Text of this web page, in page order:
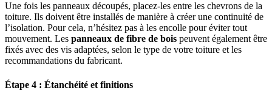
Une fois les panneaux découpés, placez-les entre les chevrons de la
toiture. Ils doivent être installés de manière à créer une continuité de
l’isolation. Pour cela, n’hésitez pas à les encolle pour éviter tout
mouvement. Les panneaux de fibre de bois peuvent également être
fixés avec des vis adaptées, selon le type de votre toiture et les
recommandations du fabricant.
Étape 4 : Étanchéité et finitions